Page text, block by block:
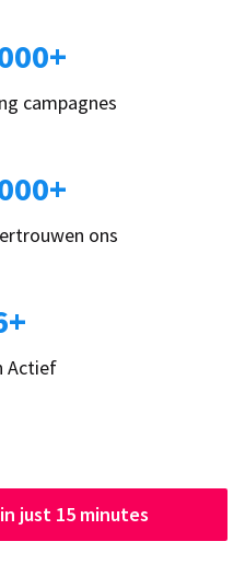
campagnes
ons
Actief
just 15 minutes